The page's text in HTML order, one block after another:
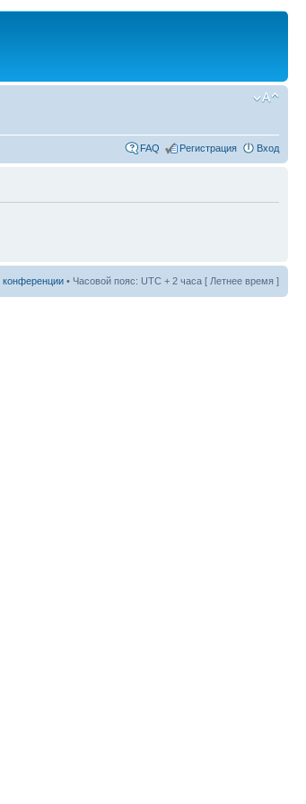
FAQ Регистрация Вход
конференции • Часовой пояс: UTC + 2 часа [ Летнее время ]